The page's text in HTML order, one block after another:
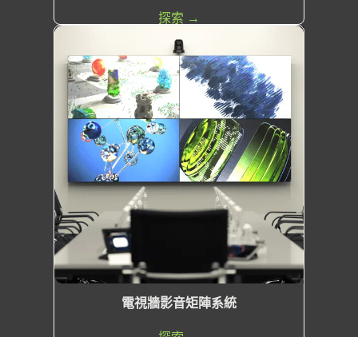
探索 →
電視牆影音矩陣系統